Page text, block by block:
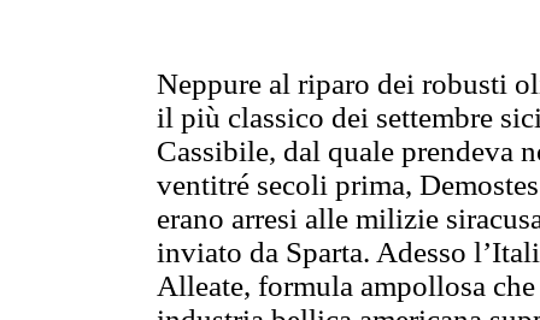
Neppure al riparo dei robusti
il più classico dei settembre
Cassibile, dal quale prendeva
ventitré secoli prima,
erano arresi alle milizie
inviato da Sparta. Adesso
Alleate, formula ampollosa